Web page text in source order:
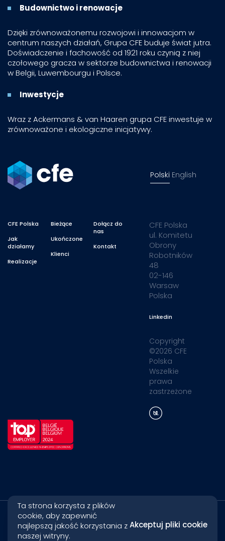
Budownictwo i renowacje
Dzięki zrównoważonemu rozwojowi i innowacjom w
centrum naszych działań, Grupa CFE buduje świat jutra.
Doświadczenie i fachowość od 1921 roku czynią z niej
czołowego gracza w sektorze budownictwa i renowacji
w Belgii, Luwembourgu i Polsce.
Inwestycje
Wraz z Ackermans & van Haaren grupa CFE inwestuje w
zrównoważone i ekologiczne inicjatywy.
CFE Polska
Jak
działamy
Realizacje
Bieżące
Ukończone
Klienci
Dołącz do
nas
Kontakt
Polski English
CFE Polska
ul. Komitetu
Obrony
Robotników
48
02-146
Warsaw
Polska
Linkedin
Copyright
©2026 CFE
Polska
Wszelkie
prawa
zastrzeżone
Ta strona korzysta z plików
cookie, aby zapewnić
najlepszą jakość korzystania z
naszej witryny.
Akceptuj pliki cookie